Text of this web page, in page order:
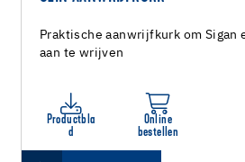
Praktische aanwrijfkurk om Sigan
aan te wrijven
Productbla
d
Online
bestellen